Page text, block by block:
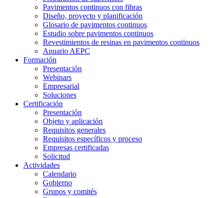
Pavimentos continuos con fibras
Diseño, proyecto y planificación
Glosario de pavimentos continuos
Estudio sobre pavimentos continuos
Revestimientos de resinas en pavimentos continuos
Anuario AEPC
Formación
Presentación
Webinars
Empresarial
Soluciones
Certificación
Presentación
Objeto y aplicación
Requisitos generales
Requisitos específicos y proceso
Empresas certificadas
Solicitud
Actividades
Calendario
Gobierno
Grupos y comités